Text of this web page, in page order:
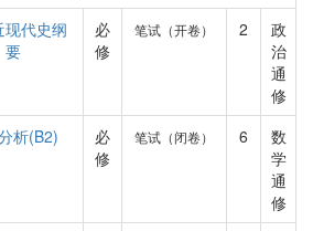
现代史纲
要
必
修
笔试（开卷） 2
政
治
通
修
析(B2)
必
修
笔试（闭卷） 6
数
学
通
修